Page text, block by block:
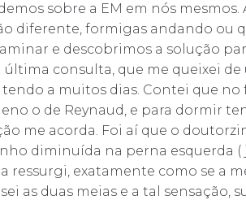
sobre a EM em nós
diferente, formigas andando ou
e descobrimos a solução
última consulta, que me queixei
tendo a muitos dias. Contei que
o de Reynaud, e para dormir
me acorda. Foi aí que o
diminuída na perna esquerda (
ressurgi, exatamente como se a
as duas meias e a tal sensação,